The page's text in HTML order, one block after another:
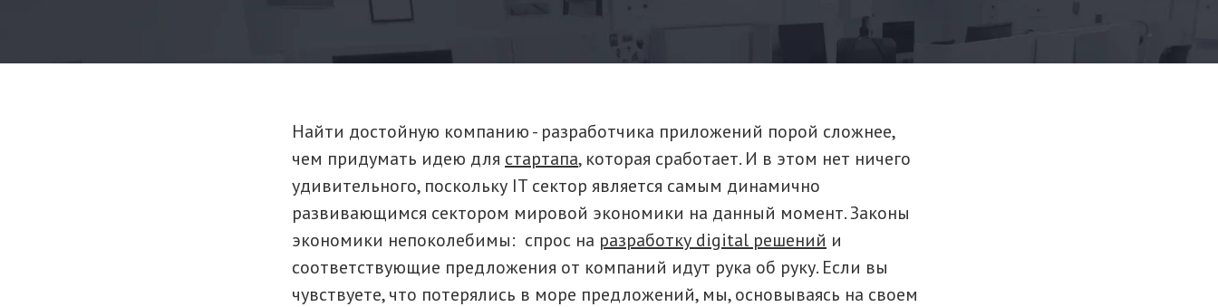
Найти достойную компанию - разработчика приложений порой сложнее,
чем придумать идею для стартапа, которая сработает. И в этом нет ничего
удивительного, поскольку IT сектор является самым динамично
развивающимся сектором мировой экономики на данный момент. Законы
экономики непоколебимы: спрос на разработку digital решений и
соответствующие предложения от компаний идут рука об руку. Если вы
чувствуете, что потерялись в море предложений, мы, основываясь на своем